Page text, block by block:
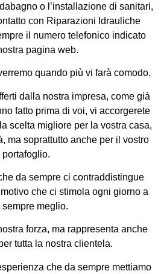
o l’installazione di sanitari,
con Riparazioni Idrauliche
il numero telefonico indicato
pagina web.
quando più vi farà comodo.
dalla nostra impresa, come già
fatto prima di voi, vi accorgerete
scelta migliore per la vostra casa,
ma soprattutto anche per il vostro
portafoglio.
da sempre ci contraddistingue
che ci stimola ogni giorno a
sempre meglio.
forza, ma rappresenta anche
tutta la nostra clientela.
che da sempre mettiamo